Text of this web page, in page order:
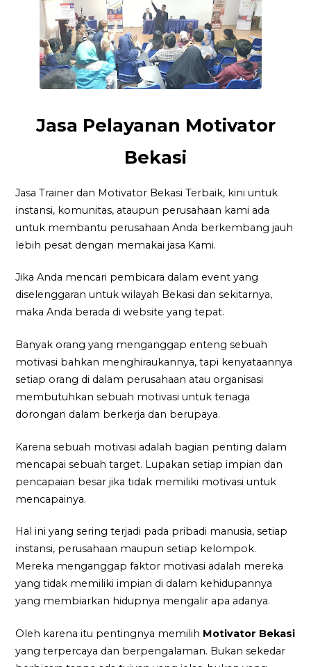
Jasa Pelayanan Motivator
Bekasi
Jasa Trainer dan Motivator Bekasi Terbaik, kini untuk
instansi, komunitas, ataupun perusahaan kami ada
untuk membantu perusahaan Anda berkembang jauh
lebih pesat dengan memakai jasa Kami.
Jika Anda mencari pembicara dalam event yang
diselenggaran untuk wilayah Bekasi dan sekitarnya,
maka Anda berada di website yang tepat.
Banyak orang yang menganggap enteng sebuah
motivasi bahkan menghiraukannya, tapi kenyataannya
setiap orang di dalam perusahaan atau organisasi
membutuhkan sebuah motivasi untuk tenaga
dorongan dalam berkerja dan berupaya.
Karena sebuah motivasi adalah bagian penting dalam
mencapai sebuah target. Lupakan setiap impian dan
pencapaian besar jika tidak memiliki motivasi untuk
mencapainya.
Hal ini yang sering terjadi pada pribadi manusia, setiap
instansi, perusahaan maupun setiap kelompok.
Mereka menganggap faktor motivasi adalah mereka
yang tidak memiliki impian di dalam kehidupannya
yang membiarkan hidupnya mengalir apa adanya.
Oleh karena itu pentingnya memilih Motivator Bekasi
yang terpercaya dan berpengalaman. Bukan sekedar